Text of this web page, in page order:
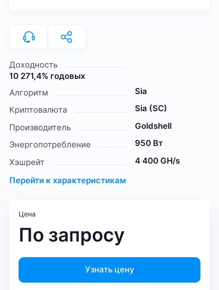
Доходность
10 271,4% годовых
Алгоритм
Sia
Криптовалюта
Sia (SC)
Производитель
Goldshell
Энергопотребление
950 Вт
Хэшрейт
4 400 GH/s
Перейти к характеристикам
Цена
По запросу
Узнать цену